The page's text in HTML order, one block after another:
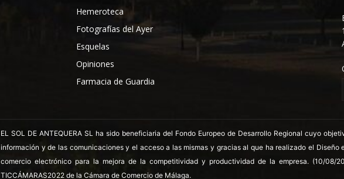
Hemeroteca
Fotografías del Ayer
Esquelas
Opiniones
Farmacia de Guardia
EL SOL DE ANTEQUERA SL ha sido beneficiaria del Fondo Europeo de Desarrollo Regional cuyo
información y de las comunicaciones y el acceso a las mismas y gracias al que ha realizado el
comercio electrónico para la mejora de la competitividad y productividad de la empresa. (10/08/
TICCÁMARAS2022 de la Cámara de Comercio de Málaga.